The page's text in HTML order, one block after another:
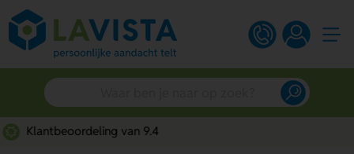
Gratis digitaal ontwerp